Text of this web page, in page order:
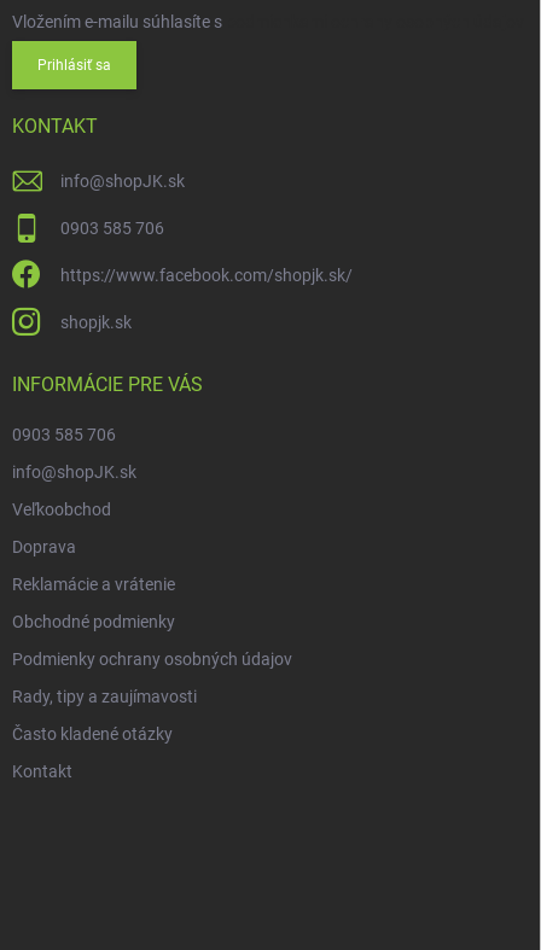
Vložením e-mailu súhlasíte s
Prihlásiť sa
KONTAKT
info@shopJK.sk
0903 585 706
https://www.facebook.com/shopjk.sk/
shopjk.sk
INFORMÁCIE PRE VÁS
0903 585 706
info@shopJK.sk
Veľkoobchod
Doprava
Reklamácie a vrátenie
Obchodné podmienky
Podmienky ochrany osobných údajov
Rady, tipy a zaujímavosti
Často kladené otázky
Kontakt